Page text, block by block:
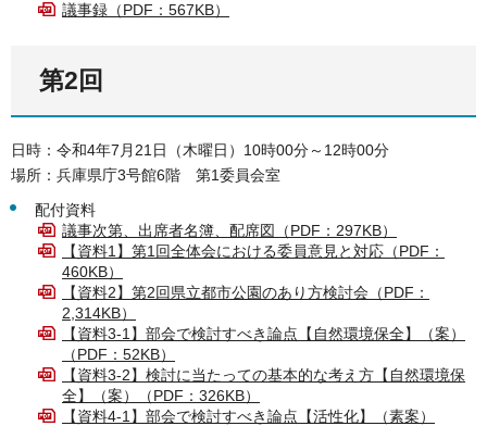
議事録（PDF：567KB）
第2回
日時：令和4年7月21日（木曜日）10時00分～12時00分
場所：兵庫県庁3号館6階 第1委員会室
配付資料
議事次第、出席者名簿、配席図（PDF：297KB）
【資料1】第1回全体会における委員意見と対応（PDF：
460KB）
【資料2】第2回県立都市公園のあり方検討会（PDF：
2,314KB）
【資料3-1】部会で検討すべき論点【自然環境保全】（案）
（PDF：52KB）
【資料3-2】検討に当たっての基本的な考え方【自然環境保
全】（案）（PDF：326KB）
【資料4-1】部会で検討すべき論点【活性化】（素案）